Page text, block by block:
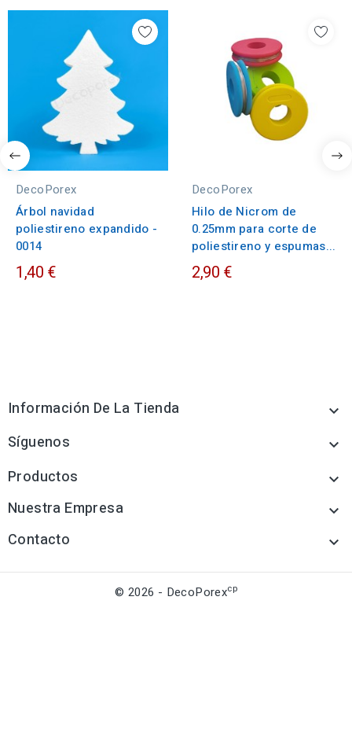
DecoPorex
Árbol navidad
poliestireno expandido -
0014
1,40 €
DecoPorex
Hilo de Nicrom de
0.25mm para corte de
poliestireno y espumas...
2,90 €
Información De La Tienda 
Síguenos 
Productos 
Nuestra Empresa 
Contacto 
© 2026 - DecoPorexcp